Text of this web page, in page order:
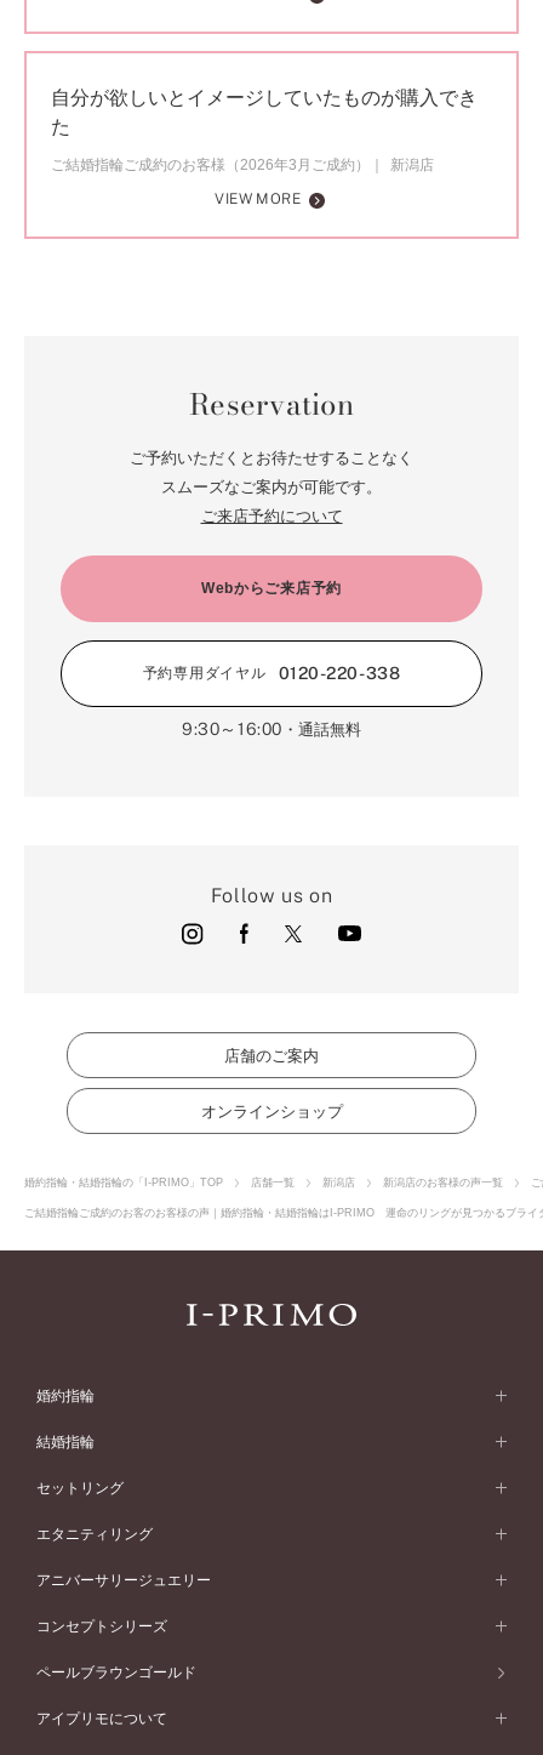
自分が欲しいとイメージしていたものが購入でき
た
ご結婚指輪ご成約のお客様（2026年3月ご成約）
新潟店
VIEW MORE
Reservation
ご予約いただくとお待たせすることなく
スムーズなご案内が可能です。
ご来店予約について
Webからご来店予約
予約専用ダイヤル 0120-220-338
9:30～16:00 ・通話無料
Follow us on
店舗のご案内
オンラインショップ
婚約指輪・結婚指輪の「I-PRIMO」TOP 店舗一覧 新潟店 新潟店のお客様の声一覧
ご結婚指輪ご成約のお客のお客様の声｜婚約指輪・結婚指輪はI-PRIMO 運命のリングが見つかるブラ
婚約指輪
婚約指輪 (エンゲージリング)
婚約指輪一覧
ピンクゴールド
ペールブラウンゴールド
ウェーブライン
V字ライン
ワンサイドメレ
ダブルサイドメレ
シンプル
フェミニン
50万円台～
結婚指輪
結婚指輪 (マリッジリング)
結婚指輪一覧
ピンクゴールド
ペールブラウンゴールド
ウェーブライン
V字ライン
ワンメレ
シンプル
セットリング
セットリング
セットリング一覧
ピンクゴールド
エタニティリング
エタニティリング
エタニティリング一覧
アニバーサリージュエリー
アニバーサリージュエリー
アニバーサリージュエリー一覧
コンセプトシリーズ
コンセプトシリーズ
オリジンビリーフ
ペールブラウンゴールド
アイプリモについて